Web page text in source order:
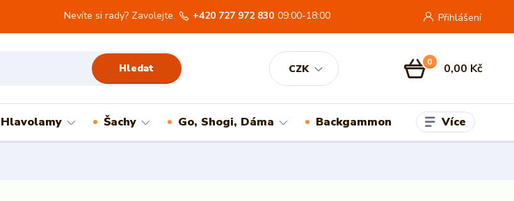
CZK
Přihlášení
Hledat
Nevíte si rady? Zavolejte. +420 727 972 830 09:00-18:00
0 0,00 Kč
Hlavolamy Šachy Go, Shogi, Dáma Backgammon Více